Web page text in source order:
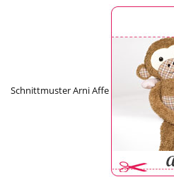
Schnittmuster Arni Affe